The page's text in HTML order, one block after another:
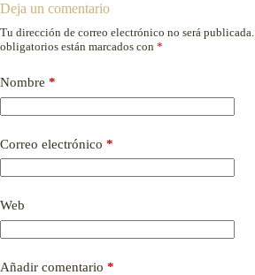
Deja un comentario
Tu dirección de correo electrónico no será publicada.
obligatorios están marcados con *
Nombre *
Correo electrónico *
Web
Añadir comentario *